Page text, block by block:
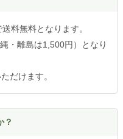
料無料となります。
・離島は1,500円）となり
だけます。
？